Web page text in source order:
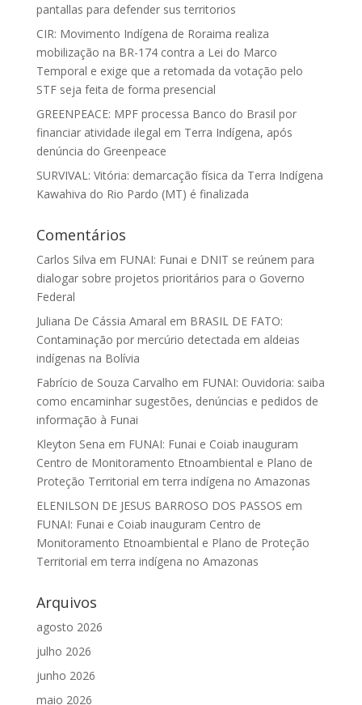
pantallas para defender sus territorios
CIR: Movimento Indígena de Roraima realiza
mobilização na BR-174 contra a Lei do Marco
Temporal e exige que a retomada da votação pelo
STF seja feita de forma presencial
GREENPEACE: MPF processa Banco do Brasil por
financiar atividade ilegal em Terra Indígena, após
denúncia do Greenpeace
SURVIVAL: Vitória: demarcação física da Terra Indígena
Kawahiva do Rio Pardo (MT) é finalizada
Comentários
Carlos Silva em FUNAI: Funai e DNIT se reúnem para
dialogar sobre projetos prioritários para o Governo
Federal
Juliana De Cássia Amaral em BRASIL DE FATO:
Contaminação por mercúrio detectada em aldeias
indígenas na Bolívia
Fabrício de Souza Carvalho em FUNAI: Ouvidoria: saiba
como encaminhar sugestões, denúncias e pedidos de
informação à Funai
Kleyton Sena em FUNAI: Funai e Coiab inauguram
Centro de Monitoramento Etnoambiental e Plano de
Proteção Territorial em terra indígena no Amazonas
ELENILSON DE JESUS BARROSO DOS PASSOS em
FUNAI: Funai e Coiab inauguram Centro de
Monitoramento Etnoambiental e Plano de Proteção
Territorial em terra indígena no Amazonas
Arquivos
agosto 2026
julho 2026
junho 2026
maio 2026